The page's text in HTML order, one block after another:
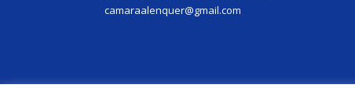
camaraalenquer@gmail.com